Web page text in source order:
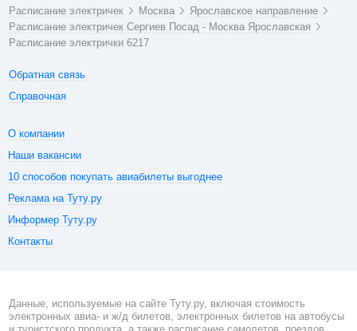
Расписание электричек Москва
Ярославское направление
Расписание электричек Сергиев Посад - Москва Ярославская
Расписание электрички 6217
Обратная связь
Справочная
О компании
Наши вакансии
10 способов покупать авиабилеты выгоднее
Реклама на Туту.ру
Информер Туту.ру
Контакты
Данные, используемые на сайте Туту.ру, включая стоимость
электронных авиа- и ж/д билетов, электронных билетов на автобусы